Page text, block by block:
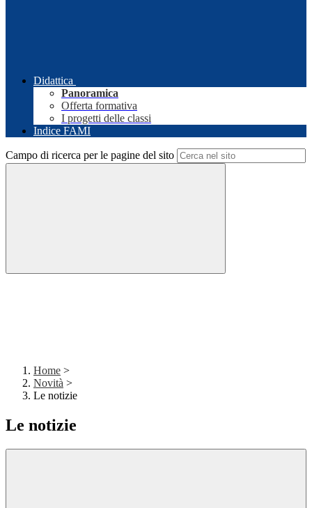
Didattica
Panoramica
Offerta formativa
I progetti delle classi
Indice FAMI
Campo di ricerca per le pagine del sito
Home >
Novità >
Le notizie
Le notizie